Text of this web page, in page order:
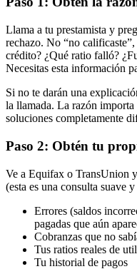
Llama a tu prestamista y
rechazo. No “no
crédito? ¿Qué ratio falló?
Necesitas esta información
Si no te darán una
la llamada. La razón
soluciones completamente
Paso 2: Obtén tu
Ve a Equifax o TransUnion
(esta es una consulta suave
Errores (saldos
pagadas que aún
Cobranzas que no
Tus ratios reales de
Tu historial de pagos